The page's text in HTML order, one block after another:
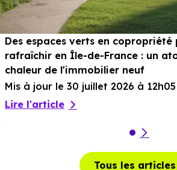
Parcs : Square de l'Union à 296
ou à 296 m, soit 4 min à pied.
Sport :Basic Fit à 149 m, soit 0
m, soit 2 min à pied.
Cinéma :
Theatre Paul Eluard
Théâtre de Sartrouville
à 2.2 km, soit 4 min en
Des espaces verts en copropriété
rafraîchir en Île-de-France : un
chaleur de l'immobilier neuf
Mis à jour le 30 juillet 2026 à 12h05
Lire l'article
Tous les articles